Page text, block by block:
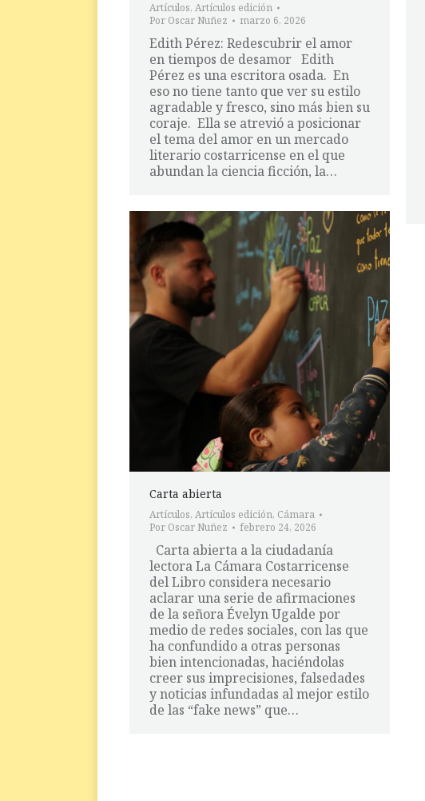
Artículos, Artículos edición
Por Oscar Nuñez marzo 6, 2026
Edith Pérez: Redescubrir el amor
en tiempos de desamor Edith
Pérez es una escritora osada. En
eso no tiene tanto que ver su estilo
agradable y fresco, sino más bien su
coraje. Ella se atrevió a posicionar
el tema del amor en un mercado
literario costarricense en el que
abundan la ciencia ficción, la…
Carta abierta
Artículos, Artículos edición, Cámara
Por Oscar Nuñez febrero 24, 2026
Carta abierta a la ciudadanía
lectora La Cámara Costarricense
del Libro considera necesario
aclarar una serie de afirmaciones
de la señora Évelyn Ugalde por
medio de redes sociales, con las que
ha confundido a otras personas
bien intencionadas, haciéndolas
creer sus imprecisiones, falsedades
y noticias infundadas al mejor estilo
de las “fake news” que…